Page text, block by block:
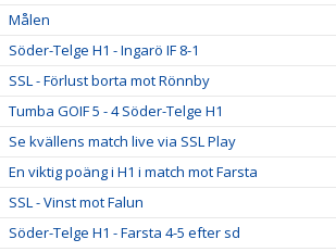
Målen
Söder-Telge H1 - Ingarö IF 8-1
SSL - Förlust borta mot Rönnby
Tumba GOIF 5 - 4 Söder-Telge H1
Se kvällens match live via SSL Play
En viktig poäng i H1 i match mot Farsta
SSL - Vinst mot Falun
Söder-Telge H1 - Farsta 4-5 efter sd